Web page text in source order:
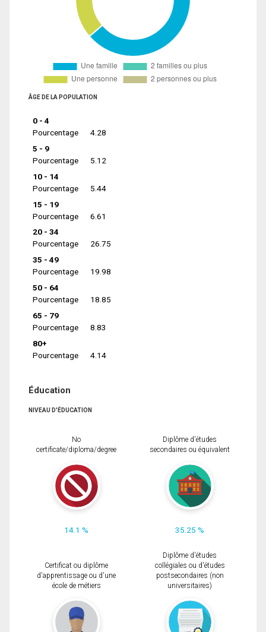
ÂGE DE LA POPULATION
0 - 4
Pourcentage
4.28
5 - 9
Pourcentage
5.12
10 - 14
Pourcentage
5.44
15 - 19
Pourcentage
6.61
20 - 34
Pourcentage
26.75
35 - 49
Pourcentage
19.98
50 - 64
Pourcentage
18.85
65 - 79
Pourcentage
8.83
80+
Pourcentage
4.14
Éducation
NIVEAU D'ÉDUCATION
No
certificate/diploma/degree
14.1 %
Diplôme d'études
secondaires ou équivalent
35.25 %
Certificat ou diplôme
d'apprentissage ou d'une
école de métiers
Diplôme d'études
collégiales ou d'études
postsecondaires (non
universitaires)